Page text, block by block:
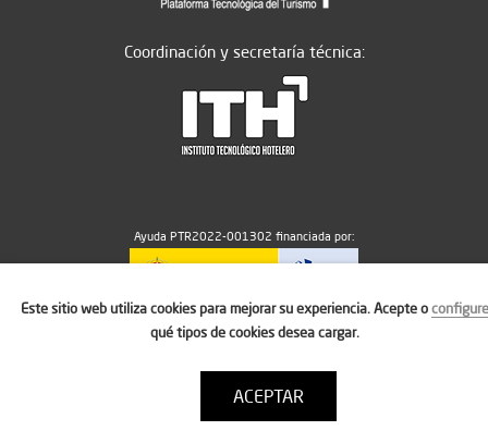
Coordinación y secretaría técnica:
Ayuda PTR2022-001302 financiada por:
MICIU/AEI/10.13039/501100011033
Política de cookies
Condiciones de uso
Este sitio web utiliza cookies para mejorar su experiencia. Acepte oconfigure
qué tipos de cookies desea cargar.
ACEPTAR